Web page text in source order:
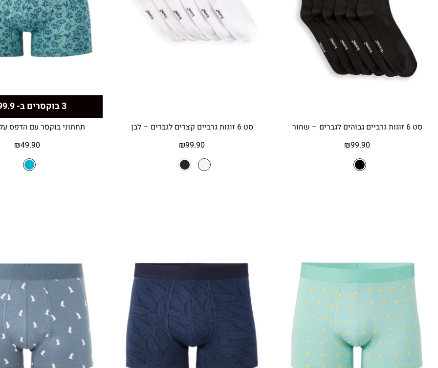
סט 6 זוגות גרביים גבוהים לגברים – שחור
₪99.90
סט 6 זוגות גרביים קצרים לגברים – לבן
₪99.90
3 בוקסרים ב- 99.9 ₪
תחתוני בוקסר עם הדפס
₪49.90